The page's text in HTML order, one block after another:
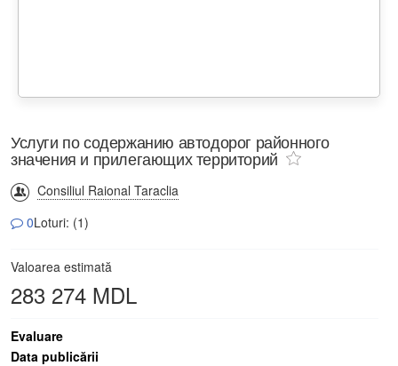
Услуги по содержанию автодорог районного
значения и прилегающих территорий
Consiliul Raional Taraclia
0Loturi: (1)
Valoarea estimată
283 274 MDL
Evaluare
Data publicării